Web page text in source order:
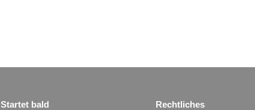
Startet bald Rechtliches